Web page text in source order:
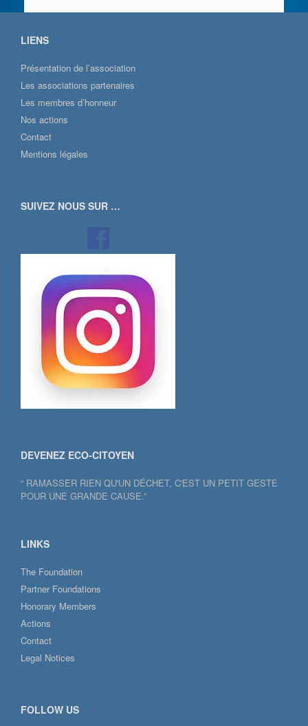
LIENS
Présentation de l’association
Les associations partenaires
Les membres d’honneur
Nos actions
Contact
Mentions légales
SUIVEZ NOUS SUR …
DEVENEZ ECO-CITOYEN
“ RAMASSER RIEN QU'UN DÉCHET, C'EST UN PETIT GESTE
POUR UNE GRANDE CAUSE.”
LINKS
The Foundation
Partner Foundations
Honorary Members
Actions
Contact
Legal Notices
FOLLOW US